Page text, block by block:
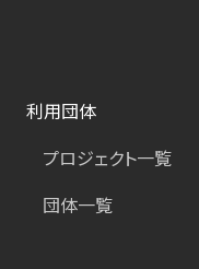
利用団体
プロジェクト一覧
団体一覧